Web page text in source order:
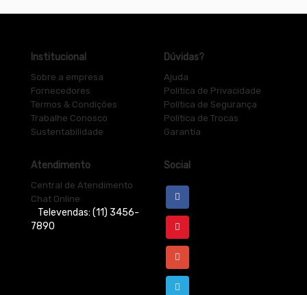
Institucional
Sobre a empresa
Fornecedores
Termos & Condições
Trabalhe Conosco
Sustentabilidade
Dúvidas?
Ajuda
Política de Privacidade
Política de Segurança
Política de Trocas
Garantia
Atendimento
Central de Atendimento
Chat Online
Televendas: (11) 3456-
7890
Social